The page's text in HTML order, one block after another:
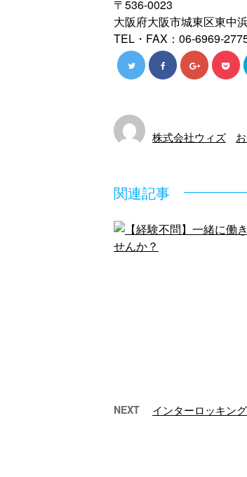
〒536-0023
大阪府大阪市城東区東中
TEL・FAX：06-6969-
株式会社ウィズ
関連記事
NEXT インターロッキング